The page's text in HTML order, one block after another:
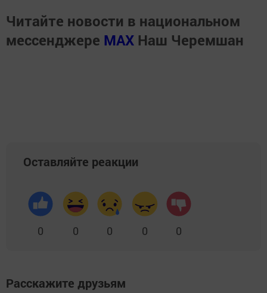
Читайте новости в национальном
мессенджере MАХ Наш Черемшан
Оставляйте реакции
0 0 0 0 0
Расскажите друзьям